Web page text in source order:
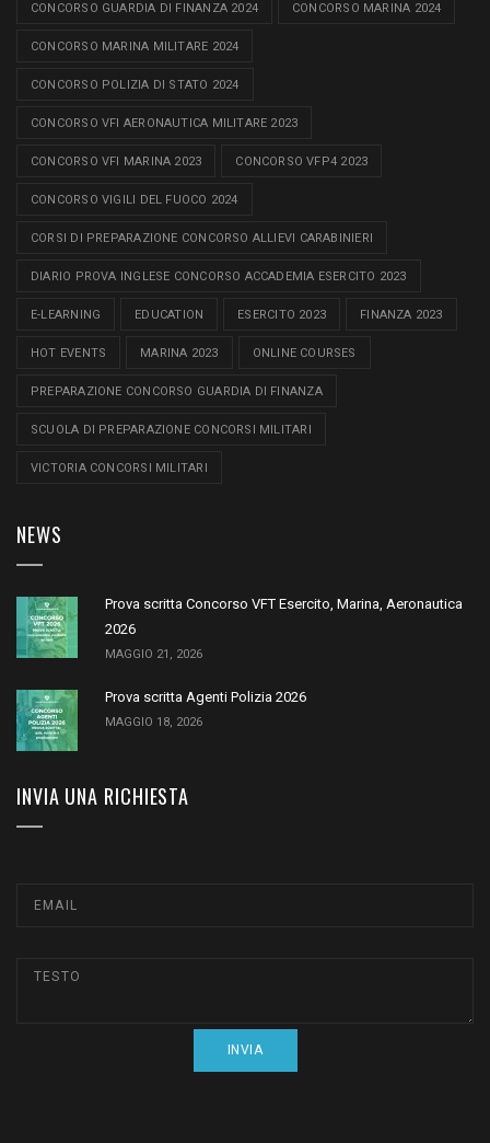
CONCORSO GUARDIA DI FINANZA 2024 CONCORSO MARINA 2024
CONCORSO MARINA MILITARE 2024
CONCORSO POLIZIA DI STATO 2024
CONCORSO VFI AERONAUTICA MILITARE 2023
CONCORSO VFI MARINA 2023 CONCORSO VFP4 2023
CONCORSO VIGILI DEL FUOCO 2024
CORSI DI PREPARAZIONE CONCORSO ALLIEVI CARABINIERI
DIARIO PROVA INGLESE CONCORSO ACCADEMIA ESERCITO 2023
E-LEARNING EDUCATION ESERCITO 2023 FINANZA 2023
HOT EVENTS MARINA 2023 ONLINE COURSES
PREPARAZIONE CONCORSO GUARDIA DI FINANZA
SCUOLA DI PREPARAZIONE CONCORSI MILITARI
VICTORIA CONCORSI MILITARI
NEWS
Prova scritta Concorso VFT Esercito, Marina, Aeronautica
2026
MAGGIO 21, 2026
Prova scritta Agenti Polizia 2026
MAGGIO 18, 2026
INVIA UNA RICHIESTA